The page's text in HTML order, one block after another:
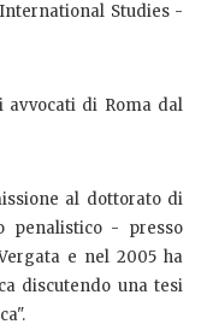
Studies -
avvocati di Roma dal
al dottorato di
penalistico - presso
e nel 2005 ha
discutendo una tesi